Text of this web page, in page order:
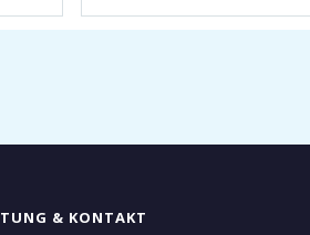
& KONTAKT